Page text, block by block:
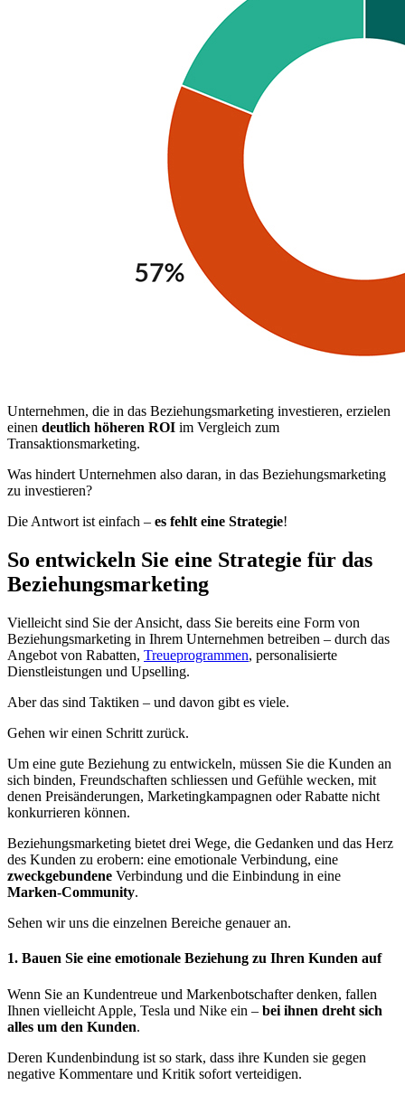
Unternehmen, die in das Beziehungsmarketing investieren, erzielen
einen deutlich höheren ROI im Vergleich zum
Transaktionsmarketing.
Was hindert Unternehmen also daran, in das Beziehungsmarketing
zu investieren?
Die Antwort ist einfach – es fehlt eine Strategie!
So entwickeln Sie eine Strategie für das
Beziehungsmarketing
Vielleicht sind Sie der Ansicht, dass Sie bereits eine Form von
Beziehungsmarketing in Ihrem Unternehmen betreiben – durch das
Angebot von Rabatten, Treueprogrammen, personalisierte
Dienstleistungen und Upselling.
Aber das sind Taktiken – und davon gibt es viele.
Gehen wir einen Schritt zurück.
Um eine gute Beziehung zu entwickeln, müssen Sie die Kunden an
sich binden, Freundschaften schliessen und Gefühle wecken, mit
denen Preisänderungen, Marketingkampagnen oder Rabatte nicht
konkurrieren können.
Beziehungsmarketing bietet drei Wege, die Gedanken und das Herz
des Kunden zu erobern: eine emotionale Verbindung, eine
zweckgebundene Verbindung und die Einbindung in eine
Marken-Community.
Sehen wir uns die einzelnen Bereiche genauer an.
1. Bauen Sie eine emotionale Beziehung zu Ihren Kunden auf
Wenn Sie an Kundentreue und Markenbotschafter denken, fallen
Ihnen vielleicht Apple, Tesla und Nike ein – bei ihnen dreht sich
alles um den Kunden.
Deren Kundenbindung ist so stark, dass ihre Kunden sie gegen
negative Kommentare und Kritik sofort verteidigen.